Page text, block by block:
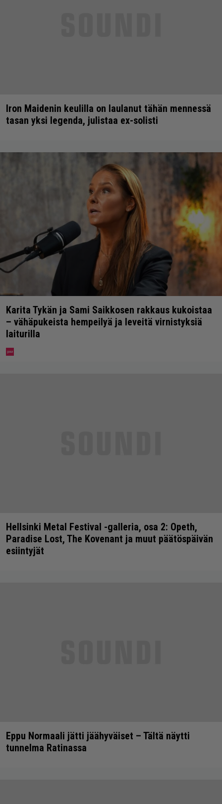
Iron Maidenin keulilla on laulanut tähän mennessä
tasan yksi legenda, julistaa ex-solisti
Karita Tykän ja Sami Saikkosen rakkaus kukoistaa
– vähäpukeista hempeilyä ja leveitä virnistyksiä
laiturilla
Hellsinki Metal Festival -galleria, osa 2: Opeth,
Paradise Lost, The Kovenant ja muut päätöspäivän
esiintyjät
Eppu Normaali jätti jäähyväiset – Tältä näytti
tunnelma Ratinassa